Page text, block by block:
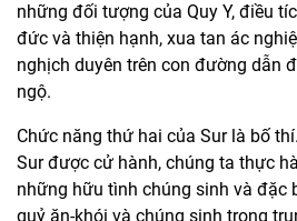
những đối tượng của Quy Y, điều
đức và thiện hạnh, xua tan ác
nghịch duyên trên con đường dẫn
ngộ.
Chức năng thứ hai của Sur là bố
Sur được cử hành, chúng ta thực
những hữu tình chúng sinh và đặc
quỷ ăn-khói và chúng sinh trong